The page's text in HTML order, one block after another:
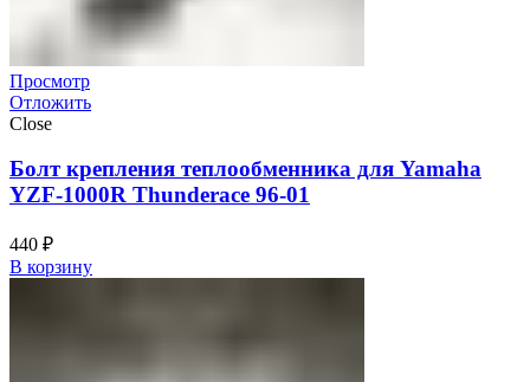
Просмотр
Отложить
Close
Болт крепления теплообменника для Yamaha
YZF-1000R Thunderace 96-01
440 ₽
В корзину